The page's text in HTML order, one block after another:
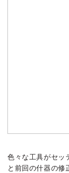
色々な工具がセッ
と前回の什器の修